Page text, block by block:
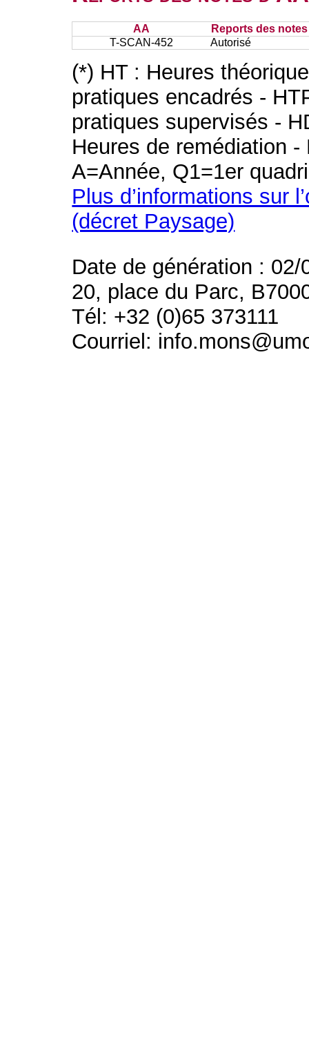
AA
Reports des
T-SCAN-452
Autorisé
(*) HT : Heures
pratiques encadrés -
pratiques supervisés -
Heures de remédiation
A=Année, Q1=1er
Plus d’informations sur
(décret Paysage)
Date de génération : 02/
20, place du Parc,
Tél: +32 (0)65 373111
Courriel: